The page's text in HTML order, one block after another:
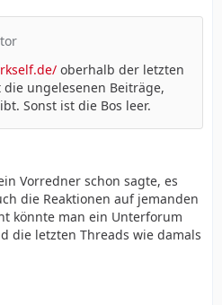
oberhalb der letzten
ungelesenen Beiträge,
Sonst ist die Bos leer.
Vorredner schon sagte, es
die Reaktionen auf jemanden
könnte man ein Unterforum
die letzten Threads wie damals